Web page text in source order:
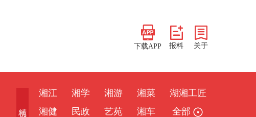
下载APP 报料 关于
湘江 湘学 湘游 湘菜
湖湘工匠
湘健
民政 艺苑 湘车 全部